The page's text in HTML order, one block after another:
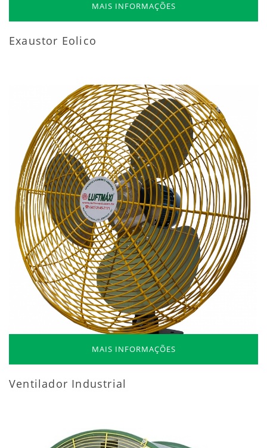
MAIS INFORMAÇÕES
Exaustor Eolico
MAIS INFORMAÇÕES
Ventilador Industrial